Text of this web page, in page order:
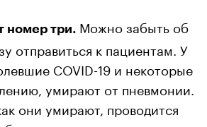
номер три. Можно забыть об
отправиться к пациентам. У
COVID-19 и некоторые
умирают от пневмонии.
они умирают, проводится